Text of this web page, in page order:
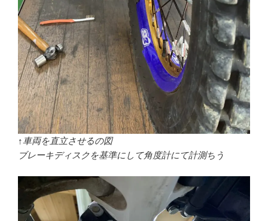
↑車両を直立させるの図
ブレーキディスクを基準にして角度計にて計測ちう